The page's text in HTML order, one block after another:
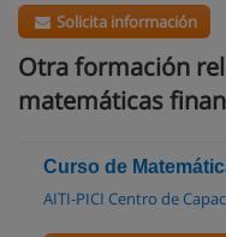
Solicita información
Otra formación
matemáticas
Curso de
AITI-PICI Centro de